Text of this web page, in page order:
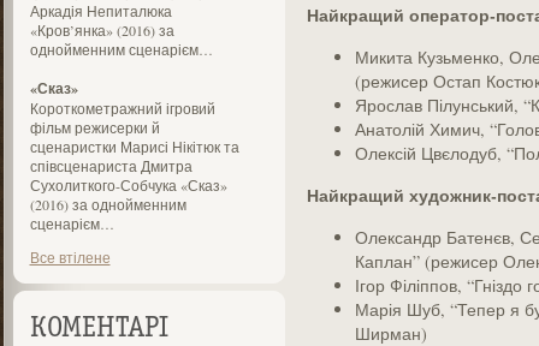
Аркадія Непиталюка
«Кров’янка» (2016) за
однойменним сценарієм…
«Сказ»
Короткометражний ігровий
фільм режисерки й
сценаристки Марисі Нікітюк та
співсценариста Дмитра
Сухолиткого-Собчука «Сказ»
(2016) за однойменним
сценарієм…
Все втілене
КОМЕНТАРІ
Найкращий оператор-
Микита Кузьменко,
(режисер Остап
Ярослав Пілунський,
Анатолій Химич,
Олексій Цвєлодуб,
Найкращий художник-
Олександр Батенєв,
Каплан” (режисер
Ігор Філіппов,
Марія Шуб, “Тепер я
Ширман)